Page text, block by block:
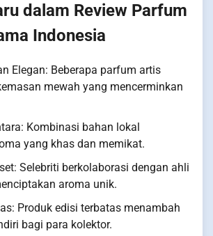
dalam Review Parfum
Indonesia
Elegan: Beberapa parfum artis
mewah yang mencerminkan
Kombinasi bahan lokal
yang khas dan memikat.
Selebriti berkolaborasi dengan ahli
aroma unik.
Produk edisi terbatas menambah
bagi para kolektor.